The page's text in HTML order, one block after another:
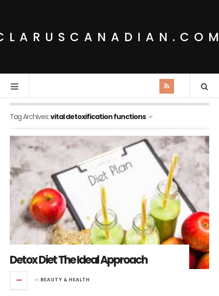
Tag Archives:vital detoxification functions
Detox Diet The Ideal Approach
in BEAUTY & HEALTH